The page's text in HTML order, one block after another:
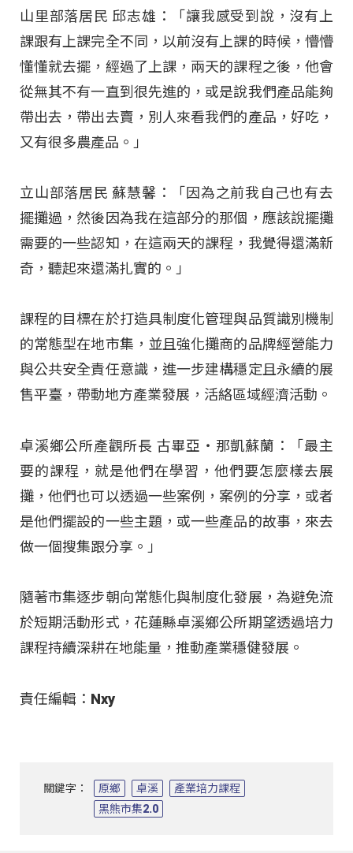
山里部落居民 邱志雄：「讓我感受到說，沒有上
課跟有上課完全不同，以前沒有上課的時候，懵懵
懂懂就去擺，經過了上課，兩天的課程之後，他會
從無其不有一直到很先進的，或是說我們產品能夠
帶出去，帶出去賣，別人來看我們的產品，好吃，
又有很多農產品。」
立山部落居民 蘇慧馨：「因為之前我自己也有去
擺攤過，然後因為我在這部分的那個，應該說擺攤
需要的一些認知，在這兩天的課程，我覺得還滿新
奇，聽起來還滿扎實的。」
課程的目標在於打造具制度化管理與品質識別機制
的常態型在地市集，並且強化攤商的品牌經營能力
與公共安全責任意識，進一步建構穩定且永續的展
售平臺，帶動地方產業發展，活絡區域經濟活動。
卓溪鄉公所產觀所長 古畢亞‧那凱蘇蘭：「最主
要的課程，就是他們在學習，他們要怎麼樣去展
攤，他們也可以透過一些案例，案例的分享，或者
是他們擺設的一些主題，或一些產品的故事，來去
做一個搜集跟分享。」
隨著市集逐步朝向常態化與制度化發展，為避免流
於短期活動形式，花蓮縣卓溪鄉公所期望透過培力
課程持續深耕在地能量，推動產業穩健發展。
責任編輯：Nxy
關鍵字： 原鄉 卓溪
產業培力課程
黑熊市集2.0